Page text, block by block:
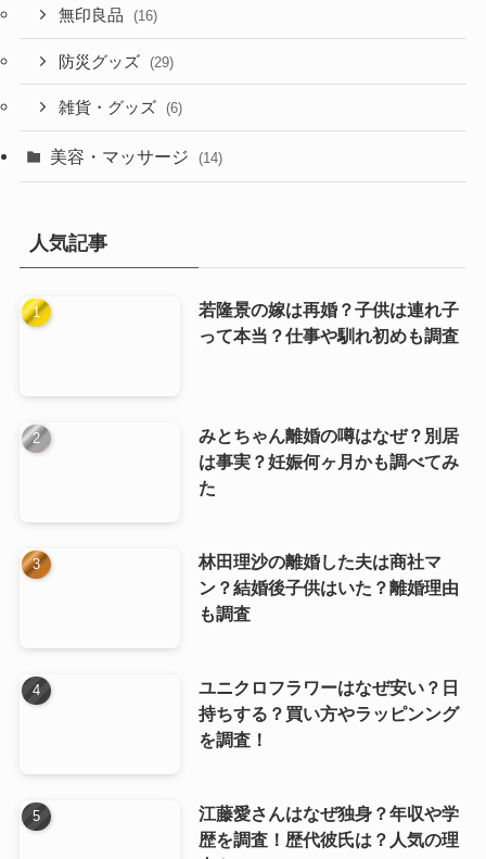
無印良品 (16)
防災グッズ (29)
雑貨・グッズ (6)
美容・マッサージ (14)
人気記事
若隆景の嫁は再婚？子供は連れ子
って本当？仕事や馴れ初めも調査
みとちゃん離婚の噂はなぜ？別居
は事実？妊娠何ヶ月かも調べてみ
た
林田理沙の離婚した夫は商社マ
ン？結婚後子供はいた？離婚理由
も調査
ユニクロフラワーはなぜ安い？日
持ちする？買い方やラッピンング
を調査！
江藤愛さんはなぜ独身？年収や学
歴を調査！歴代彼氏は？人気の理